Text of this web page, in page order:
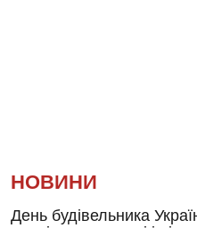
НОВИНИ
День будівельника